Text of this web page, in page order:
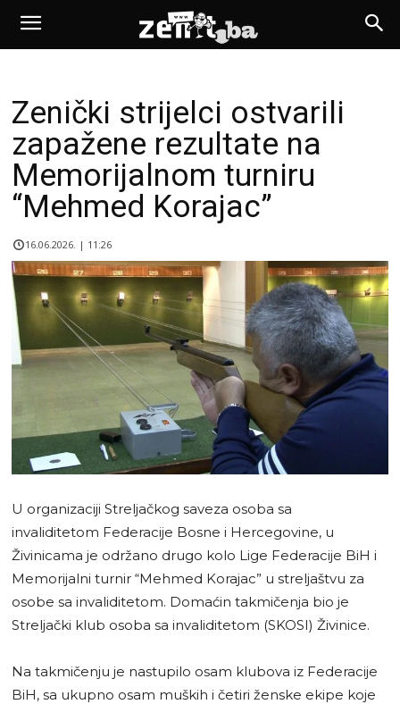
Zenički strijelci ostvarili
zapažene rezultate na
Memorijalnom turniru
“Mehmed Korajac”
16.06.2026. | 11:26
U organizaciji Streljačkog saveza osoba sa
invaliditetom Federacije Bosne i Hercegovine, u
Živinicama je održano drugo kolo Lige Federacije BiH i
Memorijalni turnir “Mehmed Korajac” u streljaštvu za
osobe sa invaliditetom. Domaćin takmičenja bio je
Streljački klub osoba sa invaliditetom (SKOSI) Živinice.
Na takmičenju je nastupilo osam klubova iz Federacije
BiH, sa ukupno osam muških i četiri ženske ekipe koje